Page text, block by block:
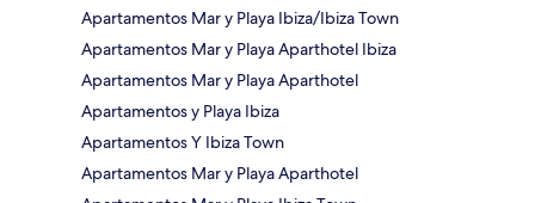
Apartamentos Mar y Playa Ibiza/Ibiza Town
Apartamentos Mar y Playa Aparthotel Ibiza
Apartamentos Mar y Playa Aparthotel
Apartamentos y Playa Ibiza
Apartamentos Y Ibiza Town
Apartamentos Mar y Playa Aparthotel